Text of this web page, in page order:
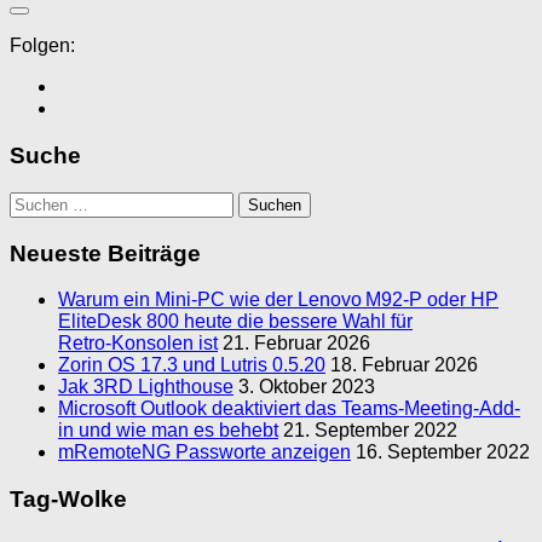
Folgen:
Suche
Suchen
nach:
Neueste Beiträge
Warum ein Mini‑PC wie der Lenovo M92‑P oder HP
EliteDesk 800 heute die bessere Wahl für
Retro‑Konsolen ist 21. Februar 2026
Zorin OS 17.3 und Lutris 0.5.20 18. Februar 2026
Jak 3RD Lighthouse 3. Oktober 2023
Microsoft Outlook deaktiviert das Teams-Meeting-Add-
in und wie man es behebt 21. September 2022
mRemoteNG Passworte anzeigen 16. September 2022
Tag-Wolke